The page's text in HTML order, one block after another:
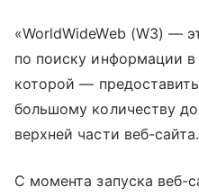
«WorldWideWeb (W3) —
по поиску информации в
которой—
большому количеству
верхней части веб-сайта.
С момента запуска веб-